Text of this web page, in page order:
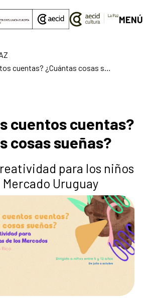
principal
MENÚ
¿Cuántos cuentos cuentas? ¿Cuántas cosas sueñas?
cuentos cuentas?
cosas sueñas?
para los niños
Uruguay